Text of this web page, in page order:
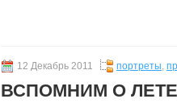
12 Декабрь 2011 портреты,
ВСПОМНИМ О